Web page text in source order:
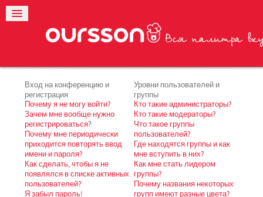
Вход на конференцию и
регистрация
Почему я не могу войти?
Зачем мне вообще нужно
регистрироваться?
Почему мне периодически
приходится повторять ввод
имени и пароля?
Как сделать, чтобы я не
появлялся в списке активных
пользователей?
Я забыл пароль!
Уровни пользователей и
группы
Кто такие администраторы?
Кто такие модераторы?
Что такое группы
пользователей?
Где находятся группы и как
мне вступить в них?
Как мне стать лидером
группы?
Почему названия некоторых
групп имеют разные цвета?